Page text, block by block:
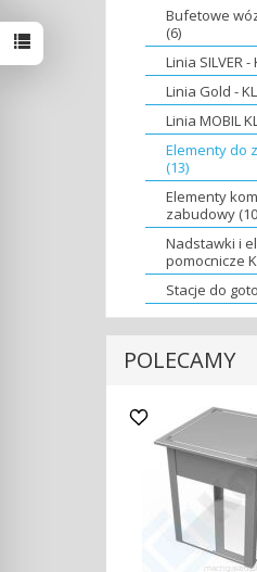
Bufetowe
(6)
Linia SILVER -
Linia Gold -
Linia MOBIL
Elementy do
(13)
Elementy
zabudowy
Nadstawki i
pomocnicze
Stacje do
POLECAMY